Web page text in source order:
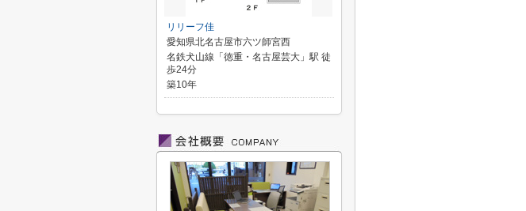
リリーフ佳
愛知県北名古屋市六ツ師宮西
名鉄犬山線「徳重・名古屋芸大」駅 徒
歩24分
築10年